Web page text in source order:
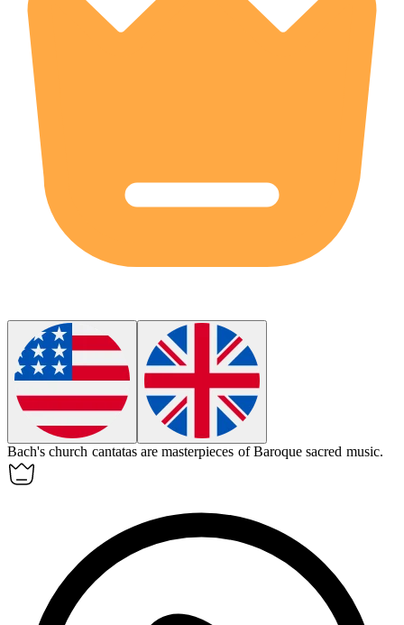
Bach's church cantatas are masterpieces of Baroque sacred music.